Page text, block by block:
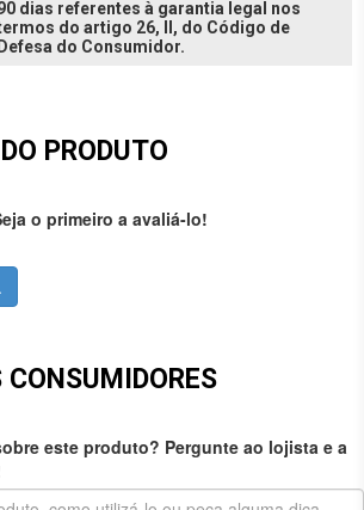
dias referentes à garantia legal nos
do artigo 26, II, do Código de
Defesa do Consumidor.
PRODUTO
o primeiro a avaliá-lo!
CONSUMIDORES
este produto? Pergunte ao lojista e a